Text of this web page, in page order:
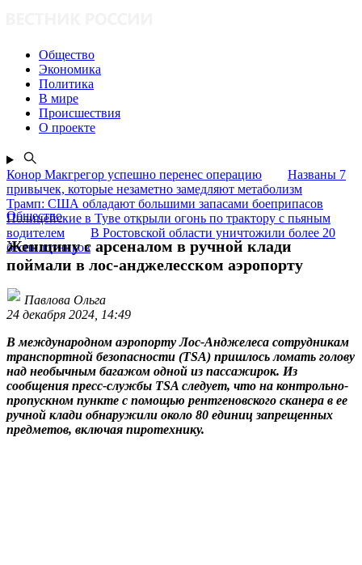
Общество
Экономика
Политика
В мире
Происшествия
О проекте
Конор Макгрегор успешно перенес операцию
Названы 7
привычек, которые незаметно замедляют метаболизм
Трамп: США обладают большими запасами боеприпасов
Полицейские в Туве открыли огонь по трактору с пьяным
водителем
В Ростовской области уничтожили более 20
беспилотников
Общество
Женщину с арсеналом в ручной клади
поймали в лос-анджелесском аэропорту
Павлова Ольга
24 декабря 2024, 14:49
В международном аэропорту Лос-Анджелеса сотрудникам
транспортной безопасности (TSA) пришлось ломать голову
над необычным багажом одной из пассажирок. Из
сообщения пресс-службы TSA следует, что на контрольно-
пропускном пункте с помощью рентгеновского сканера в ее
ручной клади обнаружили около 80 единиц запрещенных
предметов, включая пиротехнику.